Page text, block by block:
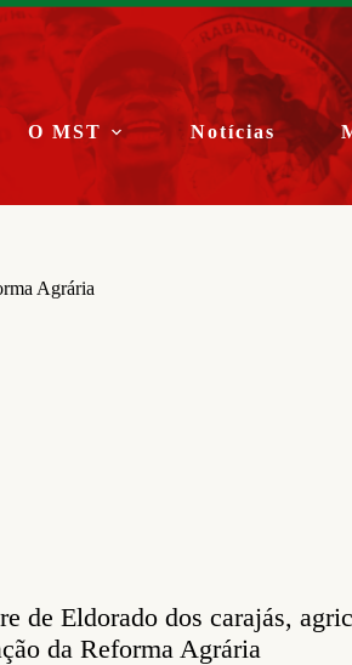
O MST Notícias
Agrária
de Eldorado dos carajás,
da Reforma Agrária